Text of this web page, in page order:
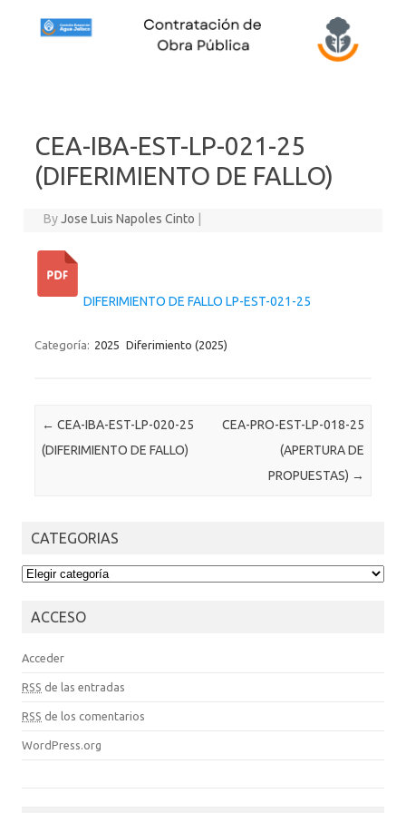
CEA-IBA-EST-LP-021-25
(DIFERIMIENTO DE FALLO)
ByJose Luis Napoles Cinto
DIFERIMIENTO DE FALLO LP-EST-021-25
Categoría: 2025 Diferimiento (2025)
Post navigation
← CEA-IBA-EST-LP-020-25
(DIFERIMIENTO DE FALLO)
CEA-PRO-EST-LP-018-25
(APERTURA DE
PROPUESTAS) →
CATEGORIAS
CATEGORIAS
ACCESO
Acceder
RSS de las entradas
RSS de los comentarios
WordPress.org